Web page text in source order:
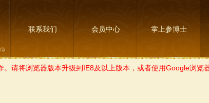
联系我们 会员中心 掌上参博士
请将浏览器版本升级到IE8及以上版本，或者使用Google浏览